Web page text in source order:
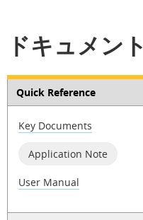
ドキュメント
Quick Reference
Key Documents
Application Note
User Manual